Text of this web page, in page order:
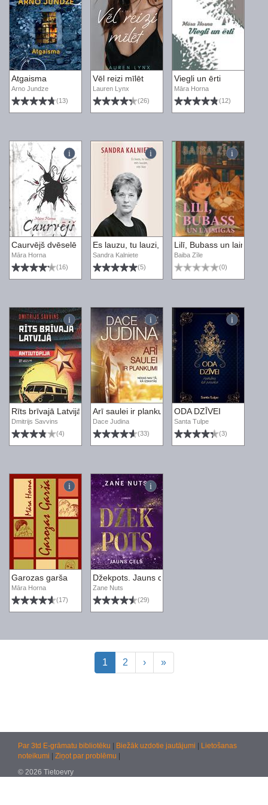
Atgaisma
Arno Jundze
(13)
Vēl reizi mīlēt
Lauren Lynx
(26)
Viegli un ērti
Māra Horna
(12)
Caurvējš dvēselē
Māra Horna
(16)
Es lauzu, tu lauzi, mēs lauzām, viņi lūza
Sandra Kalniete
(5)
Lilī, Bubass un laimīgās
Baiba Zīle
(0)
Rīts brīvajā Latvijā
Dmitrijs Savvins
(4)
Arī saulei ir plankumi. Izmeklē Anna Elizabete
Dace Judina
(33)
ODA DZĪVEI
Santa Tulpe
(3)
Garozas garša
Māra Horna
(17)
Džekpots. Jauns ceļš
Zane Nuts
(29)
1 2 › »
Par 3td E-grāmatu bibliotēku Biežāk uzdotie jautājumi
Lietošanas
noteikumi
Ziņot par problēmu
© 2026 Tietoevry